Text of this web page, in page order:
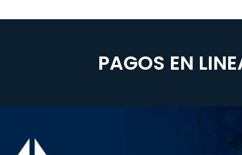
PAGOS EN